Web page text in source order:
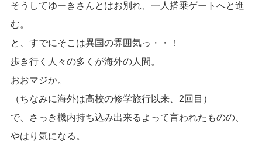
そうしてゆーきさんとはお別れ、一人搭乗ゲートへと進
む。
と、すでにそこは異国の雰囲気っ・・！
歩き行く人々の多くが海外の人間。
おおマジか。
（ちなみに海外は高校の修学旅行以来、2回目）
で、さっき機内持ち込み出来るよって言われたものの、
やはり気になる。